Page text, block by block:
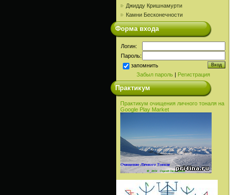
Джидду Кришнамурти
Камни Бесконечности
Форма входа
Логин:
Пароль:
запомнить
Забыл пароль| Регистрация
Практикум
Практикум очищения личного тоналя на
Google Play Market